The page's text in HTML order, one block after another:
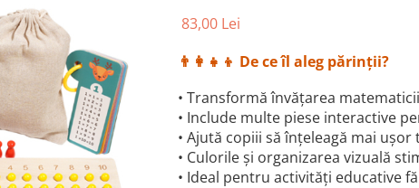
83,00 Lei
👨‍👩‍👧‍👦 De ce îl aleg părinții?
• Transformă învățarea
• Include multe piese interactive
• Ajută copiii să înțeleagă mai
• Culorile și organizarea vizuală
• Ideal pentru activități educative